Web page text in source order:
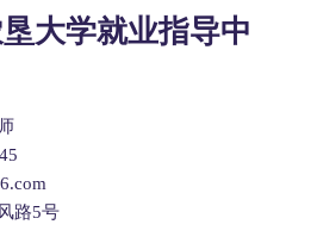
大学就业指导中
路5号